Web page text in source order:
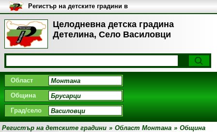
Целодневна детска градина
Детелина, Село Василовци
Регистър на детските градини в
България
Област
Община
Град/село
Регистър на детските градини » Област Монтана » Община